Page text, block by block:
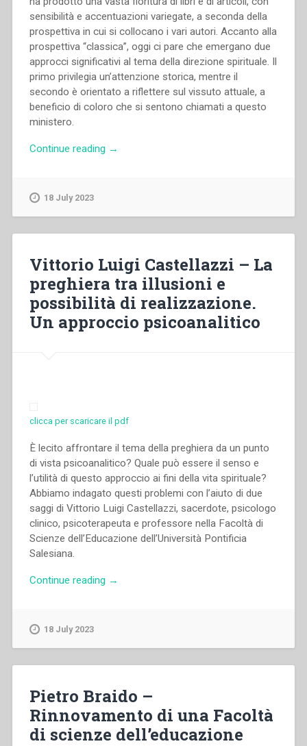
sensibilità e accentuazioni variegate, a seconda della
prospettiva in cui si collocano i vari autori. Accanto alla
prospettiva “classica”, oggi ci pare che emergano due
approcci significativi al tema della direzione spirituale. Il
primo privilegia un’attenzione storica, mentre il
secondo è orientato a riflettere sul vissuto attuale, a
beneficio di coloro che si sentono chiamati a questo
ministero.
Continue reading “Fabio
spirituale.
Una
rassegna
bibliografica”
→
18 July 2023
Vittorio Luigi Castellazzi – La
preghiera tra illusioni e
possibilità di realizzazione.
Un approccio psicoanalitico
clicca per scaricare il pdf
È lecito affrontare il tema della preghiera da un punto
di vista psicoanalitico? Quale può essere il senso e
l’utilità di questo approccio ai fini della vita spirituale?
Abbiamo indagato questi problemi con l’aiuto di due
saggi di Vittorio Luigi Castellazzi, sacerdote, psicologo
clinico, psicoterapeuta e professore nella Facoltà di
Scienze dell’Educazione dell’Università Pontificia
Salesiana.
Continue reading “Vittorio
e
possibilità
di
→
18 July 2023
Pietro Braido –
Rinnovamento di una Facoltà
di scienze dell’educazione